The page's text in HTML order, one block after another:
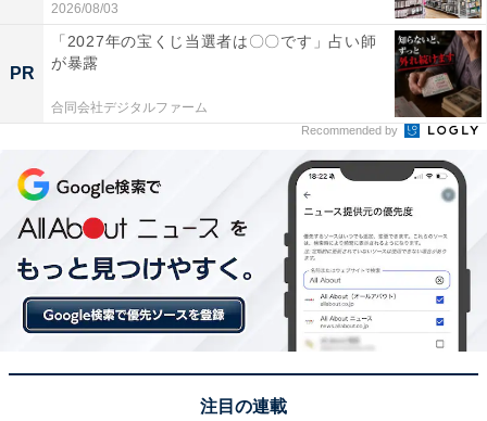
Amazonで見る
Anker「PowerPort III 3-Port 65W Pod (USB PD 充
電器 USB-A & USB-C 3ポート)」
2026/08/03
PR
「2027年の宝くじ当選者は〇〇です」占い師
が暴露
合同会社デジタルファーム
Recommended by
注目の連載